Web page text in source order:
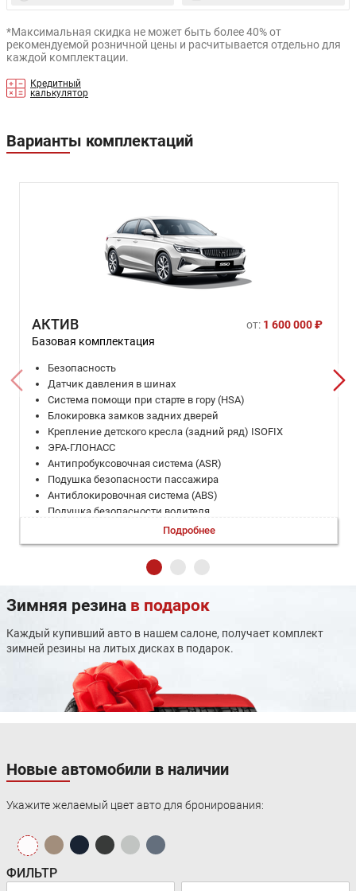
*Максимальная скидка не может быть более 40% от
рекомендуемой розничной цены и расчитывается отдельно для
каждой комплектации.
Кредитный
калькулятор
Варианты комплектаций
АКТИВ от: 1 600 000 ₽
Базовая комплектация
Безопасность
Датчик давления в шинах
Система помощи при старте в гору (HSA)
Блокировка замков задних дверей
Крепление детского кресла (задний ряд) ISOFIX
ЭРА-ГЛОНАСС
Антипробуксовочная система (ASR)
Подушка безопасности пассажира
Антиблокировочная система (ABS)
Подушка безопасности водителя
Система стабилизации (ESP)
Система помощи при торможении (BAS; EBD)
Активный усилитель руля
Регулировка руля по вылету
Электропривод зеркал
Кондиционер
Задержка выключения фар
Электростеклоподъемники передние
Парктроник задний
Мультифункциональное рулевое колесо
Третий задний подголовник
Передний центральный подлокотник
Ткань (материал салона)
Аудиосистема
Bluetooth
Подробнее
Зимняя резина в подарок
Каждый купивший авто в нашем салоне, получает комплект
зимней резины на литых дисках в подарок.
Новые автомобили в наличии
Укажите желаемый цвет авто для бронирования:
ФИЛЬТР